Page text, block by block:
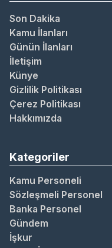
Son Dakika
Kamu İlanları
Günün İlanları
İletişim
Künye
Gizlilik Politikası
Çerez Politikası
Hakkımızda
Kategoriler
Kamu Personeli
Sözleşmeli Personel
Banka Personel
Gündem
İşkur